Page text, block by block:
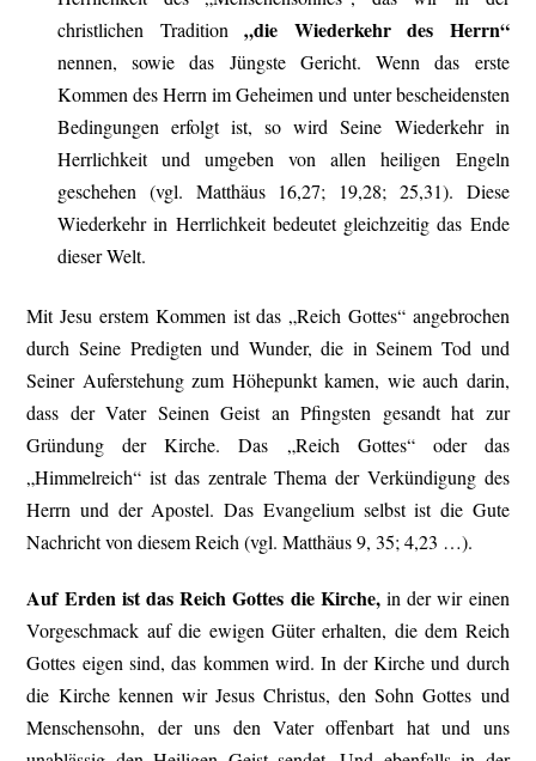
christlichen Tradition„die Wiederkehr des Herrn“
nennen, sowie das Jüngste Gericht. Wenn das erste
Kommen des Herrn im Geheimen und unter bescheidensten
Bedingungen erfolgt ist, so wird Seine Wiederkehr in
Herrlichkeit und umgeben von allen heiligen Engeln
geschehen (vgl. Matthäus 16,27; 19,28; 25,31). Diese
Wiederkehr in Herrlichkeit bedeutet gleichzeitig das Ende
dieser Welt.
Mit Jesu erstem Kommen ist das „Reich Gottes“ angebrochen
durch Seine Predigten und Wunder, die in Seinem Tod und
Seiner Auferstehung zum Höhepunkt kamen, wie auch darin,
dass der Vater Seinen Geist an Pfingsten gesandt hat zur
Gründung der Kirche. Das „Reich Gottes“ oder das
„Himmelreich“ ist das zentrale Thema der Verkündigung des
Herrn und der Apostel. Das Evangelium selbst ist die Gute
Nachricht von diesem Reich (vgl. Matthäus 9, 35; 4,23 …).
Auf Erden ist das Reich Gottes die Kirche,in der wir einen
Vorgeschmack auf die ewigen Güter erhalten, die dem Reich
Gottes eigen sind, das kommen wird. In der Kirche und durch
die Kirche kennen wir Jesus Christus, den Sohn Gottes und
Menschensohn, der uns den Vater offenbart hat und uns